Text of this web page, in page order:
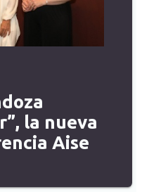
la nueva
Aise